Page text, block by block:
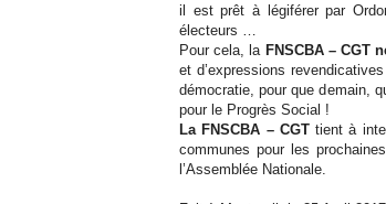
il est prêt à légiférer par
électeurs …
Pour cela, la FNSCBA – CGT
et d’expressions
démocratie, pour que demain,
pour le Progrès Social !
La FNSCBA – CGTtient à
communes pour les
l’Assemblée Nationale.